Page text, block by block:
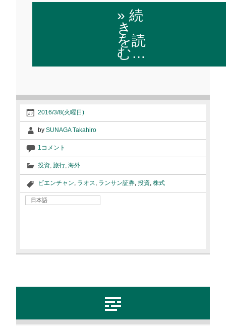
» 続
き
を読
む…
2016/3/8(火曜日)
by SUNAGA Takahiro
1コメント
投資, 旅行, 海外
ビエンチャン, ラオス, ランサン証券, 投資, 株式
日本語